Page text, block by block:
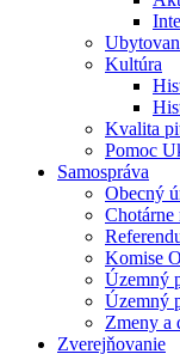
Kultúra
Kvalita
Pomoc
Samospráva
Obecný
Chotárne
Komise
Územný
Územný
Zmeny a
Zverejňovanie